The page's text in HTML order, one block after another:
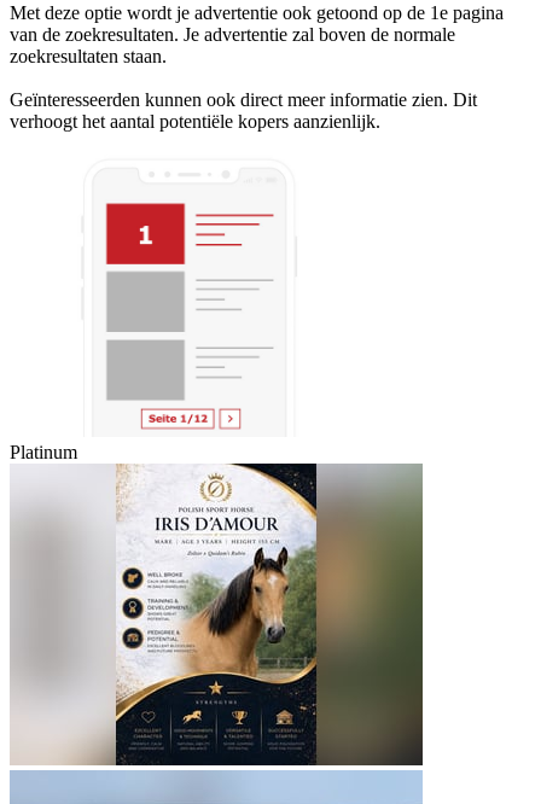
Met deze optie wordt je advertentie ook getoond op de 1e pagina
van de zoekresultaten. Je advertentie zal boven de normale
zoekresultaten staan.
Geïnteresseerden kunnen ook direct meer informatie zien. Dit
verhoogt het aantal potentiële kopers aanzienlijk.
Platinum